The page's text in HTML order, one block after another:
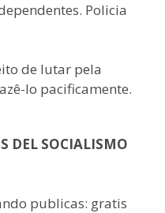
Policia
de lutar pela
lo pacificamente.
DEL SOCIALISMO
publicas: gratis